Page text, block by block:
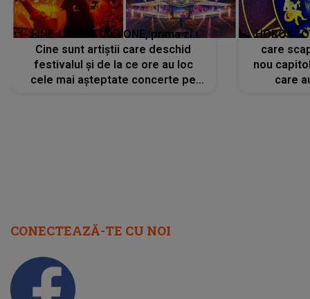
LINE-UP UNTOLD ONE, prima zi.
Cine sunt artiștii care deschid
festivalul și de la ce ore au loc
cele mai așteptate concerte pe
care
nou
care
CONECTEAZĂ-TE CU NOI